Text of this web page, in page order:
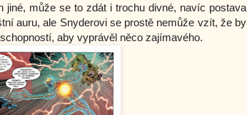
jiné, může se to zdát i trochu divné, navíc postava
auru, ale Snyderovi se prostě nemůže vzít, že by
aby vyprávěl něco zajímavého.